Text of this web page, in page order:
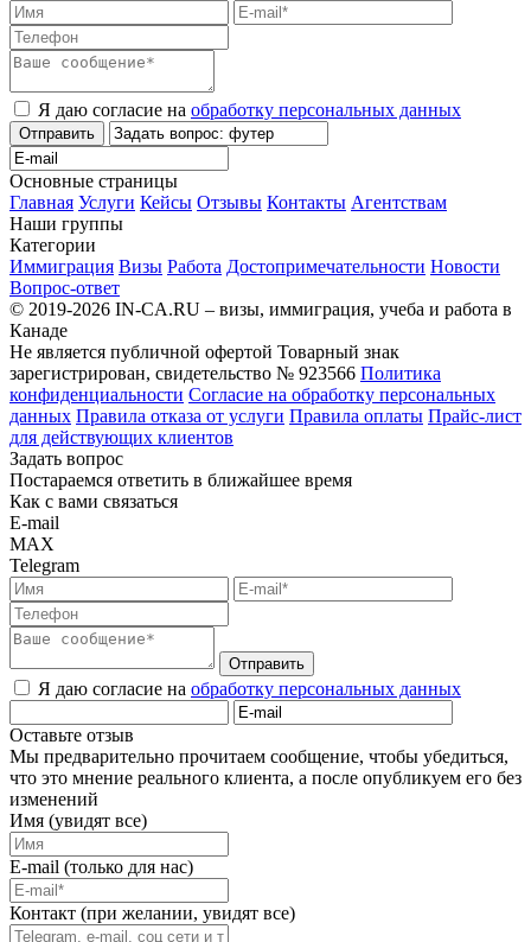
Я даю согласие на обработку персональных данных
Отправить
Основные страницы
Главная Услуги Кейсы Отзывы Контакты Агентствам
Наши группы
Категории
Иммиграция Визы Работа Достопримечательности Новости
Вопрос-ответ
© 2019-2026 IN-CA.RU – визы, иммиграция, учеба и работа в
Канаде
Не является публичной офертой Товарный знак
зарегистрирован, свидетельство № 923566 Политика
конфиденциальности Согласие на обработку персональных
данных Правила отказа от услуги Правила оплаты Прайс-лист
для действующих клиентов
Задать вопрос
Постараемся ответить в ближайшее время
Как с вами связаться
E-mail
MAX
Telegram
Отправить
Я даю согласие на обработку персональных данных
Оставьте отзыв
Мы предварительно прочитаем сообщение, чтобы убедиться,
что это мнение реального клиента, а после опубликуем его без
изменений
Имя (увидят все)
E-mail (только для нас)
Контакт (при желании, увидят все)